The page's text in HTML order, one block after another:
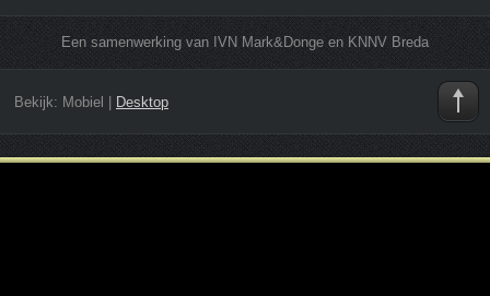
Een samenwerking van IVN Mark&Donge en KNNV Breda
Bekijk: Mobiel Desktop